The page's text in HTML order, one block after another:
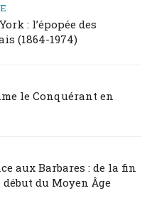
: l’épopée des
(1864-1974)
le Conquérant en
aux Barbares : de la fin
du Moyen Âge